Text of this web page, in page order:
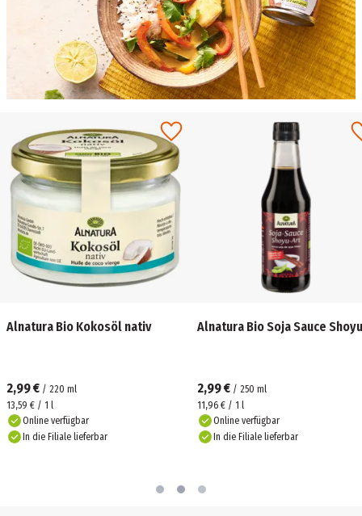
Alnatura Bio Kokosöl nativ
2,99 € / 220 ml
13,59 € / 1 l
Online verfügbar
In die Filiale lieferbar
Alnatura Bio Soja Sauce Shoyu
2,99 € / 250 ml
11,96 € / 1 l
Online verfügbar
In die Filiale lieferbar